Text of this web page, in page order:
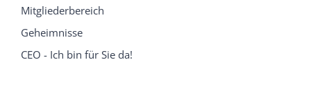
Mitgliederbereich
Geheimnisse
CEO - Ich bin für Sie da!